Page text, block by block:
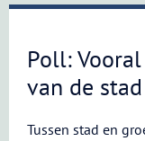
Poll:
van de
Tussen stad en